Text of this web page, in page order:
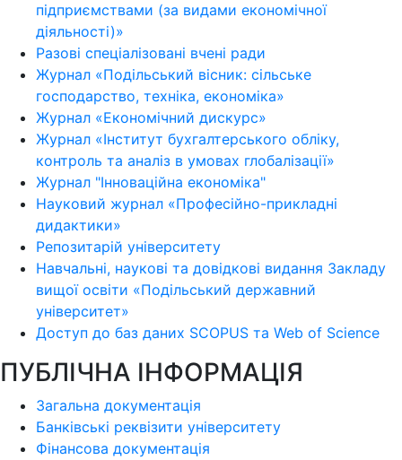
підприємствами (за видами економічної
діяльності)»
Разові спеціалізовані вчені ради
Журнал «Подільський вісник: сільське
господарство, техніка, економіка»
Журнал «Економічний дискурс»
Журнал «Інститут бухгалтерського обліку,
контроль та аналіз в умовах глобалізації»
Журнал "Інноваційна економіка"
Науковий журнал «Професійно-прикладні
дидактики»
Репозитарій університету
Навчальні, наукові та довідкові видання Закладу
вищої освіти «Подільський державний
університет»
Доступ до баз даних SCOPUS та Web of Science
ПУБЛІЧНА ІНФОРМАЦІЯ
Загальна документація
Банківські реквізити університету
Фінансова документація